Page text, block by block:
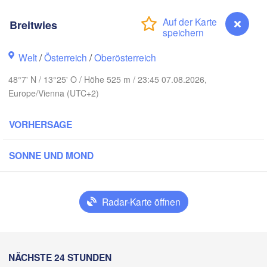
Breitwies
Welt/Österreich /Oberösterreich
48°7' N / 13°25' O / Höhe 525 m / 23:45 07.08.2026,
Europe/Vienna (UTC+2)
VORHERSAGE
SONNE UND MOND
Radar-Karte öffnen
NÄCHSTE 24 STUNDEN
Hamburg
Hannover
Nürnberg
Kassel
Szczecin
TSCHECHIEN
München
H